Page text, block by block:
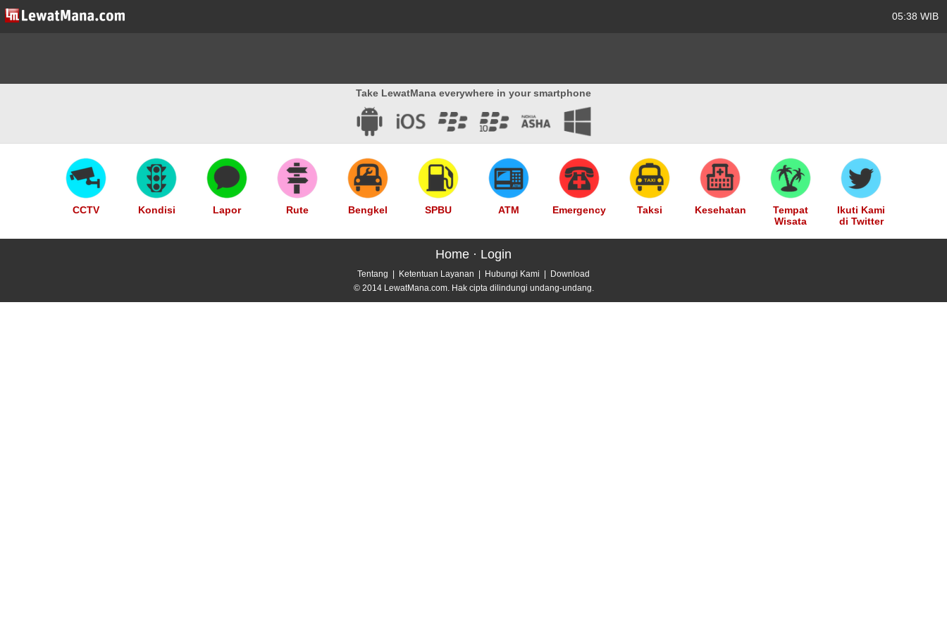
05:38 WIB
Take LewatMana everywhere in your smartphone
CCTV Kondisi Lapor Rute Bengkel SPBU ATM Emergency Taksi Kesehatan
Tempat
Wisata
Ikuti Kami
di Twitter
Home · Login
Tentang Ketentuan Layanan Hubungi Kami
Download
© 2014 LewatMana.com. Hak cipta dilindungi undang-undang.